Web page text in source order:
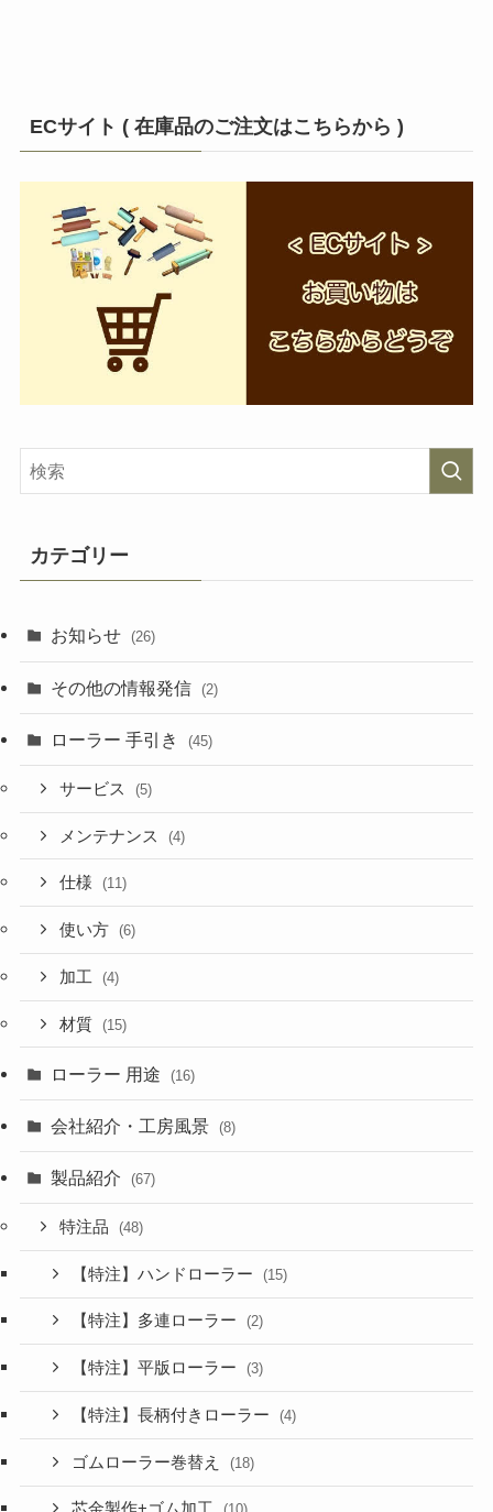
ECサイト ( 在庫品のご注文はこちらから )
カテゴリー
お知らせ (26)
その他の情報発信 (2)
ローラー 手引き (45)
サービス (5)
メンテナンス (4)
仕様 (11)
使い方 (6)
加工 (4)
材質 (15)
ローラー 用途 (16)
会社紹介・工房風景 (8)
製品紹介 (67)
特注品 (48)
【特注】ハンドローラー (15)
【特注】多連ローラー (2)
【特注】平版ローラー (3)
【特注】長柄付きローラー (4)
ゴムローラー巻替え (18)